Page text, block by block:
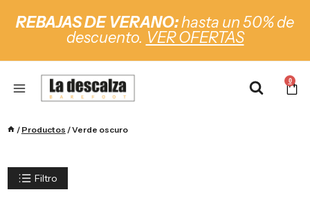
REBAJAS DE VERANO:hasta un 50% de
descuento. VER OFERTAS
0
/ Productos /Verde oscuro
Filtro